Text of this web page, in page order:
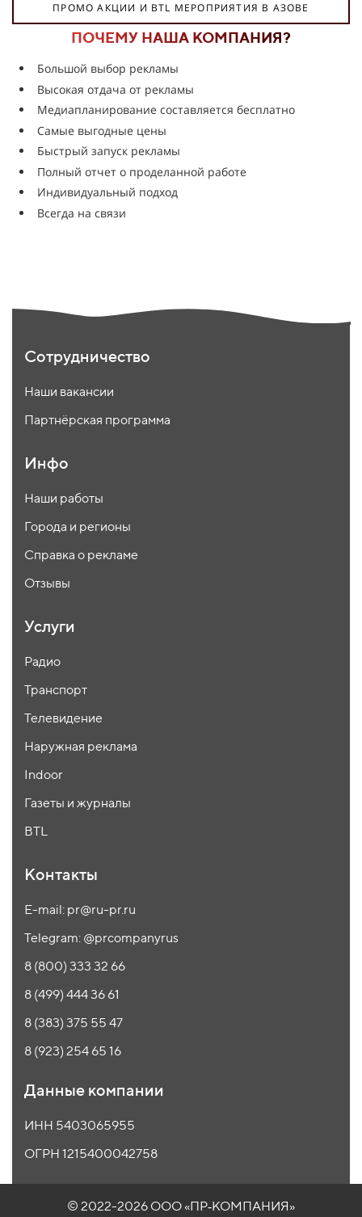
ПРОМО АКЦИИ И BTL МЕРОПРИЯТИЯ В АЗОВЕ
ПОЧЕМУ НАША КОМПАНИЯ?
Большой выбор рекламы
Высокая отдача от рекламы
Медиапланирование составляется бесплатно
Самые выгодные цены
Быстрый запуск рекламы
Полный отчет о проделанной работе
Индивидуальный подход
Всегда на связи
Сотрудничество
Наши вакансии
Партнёрская программа
Инфо
Наши работы
Города и регионы
Справка о рекламе
Отзывы
Услуги
Радио
Транспорт
Телевидение
Наружная реклама
Indoor
Газеты и журналы
BTL
Контакты
E-mail: pr@ru-pr.ru
Telegram: @prcompanyrus
8 (800) 333 32 66
8 (499) 444 36 61
8 (383) 375 55 47
8 (923) 254 65 16
Данные компании
ИНН 5403065955
ОГРН 1215400042758
© 2022-2026 ООО «ПР‑КОМПАНИЯ»